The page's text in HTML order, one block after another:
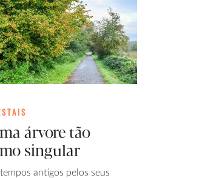
árvore tão
singular
antigos pelos seus